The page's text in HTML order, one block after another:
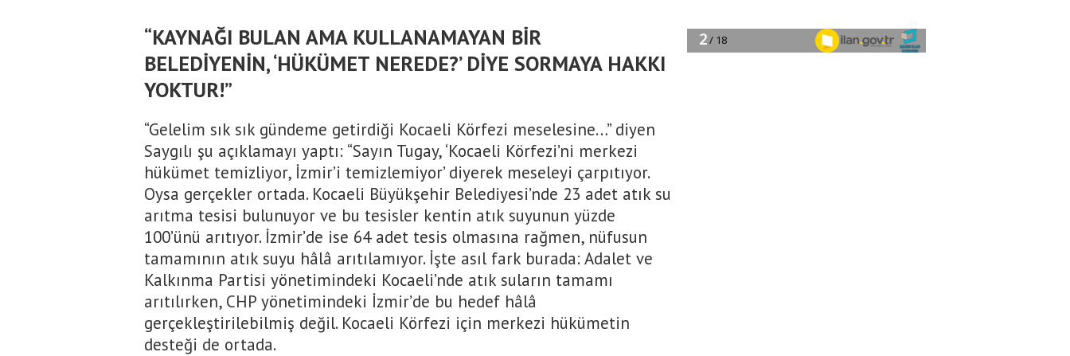
“KAYNAĞI BULAN AMA KULLANAMAYAN BİR
BELEDİYENİN, ‘HÜKÜMET NEREDE?’ DİYE SORMAYA HAKKI
YOKTUR!”
“Gelelim sık sık gündeme getirdiği Kocaeli Körfezi meselesine…” diyen
Saygılı şu açıklamayı yaptı: “Sayın Tugay, ‘Kocaeli Körfezi’ni merkezi
hükümet temizliyor, İzmir’i temizlemiyor’ diyerek meseleyi çarpıtıyor.
Oysa gerçekler ortada. Kocaeli Büyükşehir Belediyesi’nde 23 adet atık su
arıtma tesisi bulunuyor ve bu tesisler kentin atık suyunun yüzde
100’ünü arıtıyor. İzmir’de ise 64 adet tesis olmasına rağmen, nüfusun
tamamının atık suyu hâlâ arıtılamıyor. İşte asıl fark burada: Adalet ve
Kalkınma Partisi yönetimindeki Kocaeli’nde atık suların tamamı
arıtılırken, CHP yönetimindeki İzmir’de bu hedef hâlâ
gerçekleştirilebilmiş değil. Kocaeli Körfezi için merkezi hükümetin
desteği de ortada.